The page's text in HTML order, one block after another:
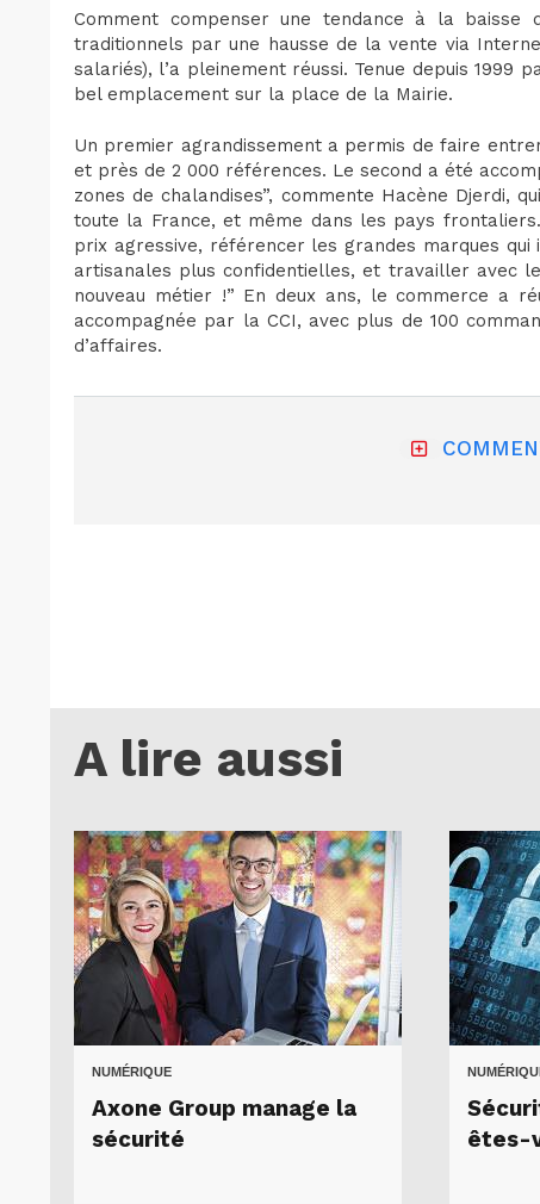
Comment compenser une tendance à la baisse
traditionnels par une hausse de la vente via
salariés), l’a pleinement réussi. Tenue depuis 1999
bel emplacement sur la place de la Mairie.
Un premier agrandissement a permis de faire
et près de 2 000 références. Le second a été
zones de chalandises”, commente Hacène Djerdi,
toute la France, et même dans les pays
prix agressive, référencer les grandes marques
artisanales plus confidentielles, et travailler avec
nouveau métier !” En deux ans, le commerce a
accompagnée par la CCI, avec plus de 100
d’affaires.
A lire aussi
NUMÉRIQUE
Axone Group manage la
sécurité
êtes-